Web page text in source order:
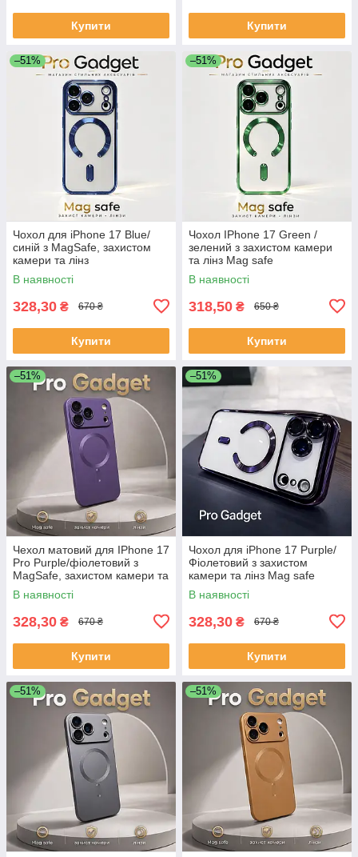
Купити Купити
–51%
Чохол для iPhone 17 Blue/
синій з MagSafe, захистом
камери та лінз
В наявності
328,30 ₴ 670 ₴
Купити
–51%
Чохол IPhone 17 Green /
зелений з захистом камери
та лінз Mag safe
В наявності
318,50 ₴ 650 ₴
Купити
–51%
Чехол матовий для IPhone 17
Pro Purple/фіолетовий з
MagSafe, захистом камери та
лінз
В наявності
328,30 ₴ 670 ₴
Купити
–51%
Чохол для iPhone 17 Purple/
Фіолетовий з захистом
камери та лінз Mag safe
В наявності
328,30 ₴ 670 ₴
Купити
–51% –51%